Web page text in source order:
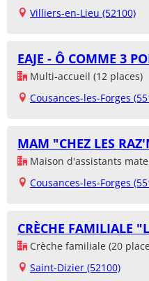
Villiers-en-Lieu (52100)
EAJE - Ô COMME 3
Multi-accueil (12 places)
Cousances-les-Forges
MAM "CHEZ LES
Maison d'assistants
Cousances-les-Forges
CRÈCHE FAMILIALE
Crèche familiale (20
Saint-Dizier (52100)